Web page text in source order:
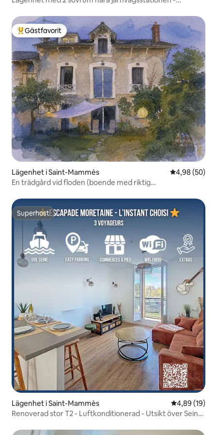
Populär gästfavorit
Gästfavorit
Lägenhet i Saint-Mammès 4,98 av 5 i
4,98 (50)
En trädgård vid floden (boende med riktig
Superhost
Superhost
Lägenhet i Saint-Mammès 4,89 av 5 i
4,89 (19)
Renoverad stor T2 - Luftkonditionerad - Utsikt över Seine